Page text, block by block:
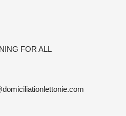
FOR ALL